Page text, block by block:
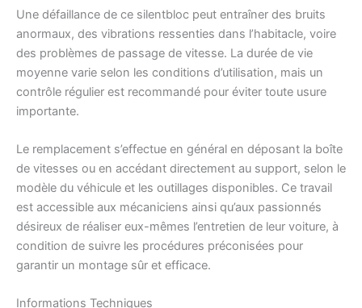
Une défaillance de ce silentbloc peut entraîner des bruits
anormaux, des vibrations ressenties dans l’habitacle, voire
des problèmes de passage de vitesse. La durée de vie
moyenne varie selon les conditions d’utilisation, mais un
contrôle régulier est recommandé pour éviter toute usure
importante.
Le remplacement s’effectue en général en déposant la boîte
de vitesses ou en accédant directement au support, selon le
modèle du véhicule et les outillages disponibles. Ce travail
est accessible aux mécaniciens ainsi qu’aux passionnés
désireux de réaliser eux-mêmes l’entretien de leur voiture, à
condition de suivre les procédures préconisées pour
garantir un montage sûr et efficace.
Informations Techniques